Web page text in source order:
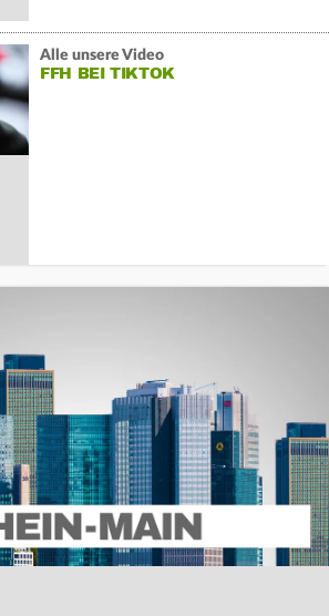
Alle unsere Video
FFH BEI TIKTOK